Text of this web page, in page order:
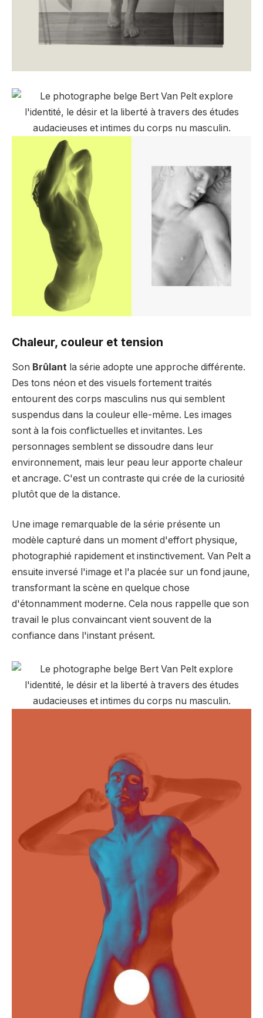
Chaleur, couleur et tension
Son Brûlant la série adopte une approche différente.
Des tons néon et des visuels fortement traités
entourent des corps masculins nus qui semblent
suspendus dans la couleur elle-même. Les images
sont à la fois conflictuelles et invitantes. Les
personnages semblent se dissoudre dans leur
environnement, mais leur peau leur apporte chaleur
et ancrage. C'est un contraste qui crée de la curiosité
plutôt que de la distance.
Une image remarquable de la série présente un
modèle capturé dans un moment d'effort physique,
photographié rapidement et instinctivement. Van Pelt a
ensuite inversé l'image et l'a placée sur un fond jaune,
transformant la scène en quelque chose
d'étonnamment moderne. Cela nous rappelle que son
travail le plus convaincant vient souvent de la
confiance dans l'instant présent.